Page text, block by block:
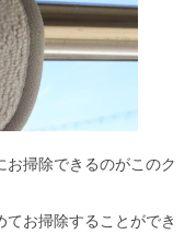
掃除できるのがこのク
お掃除することができ